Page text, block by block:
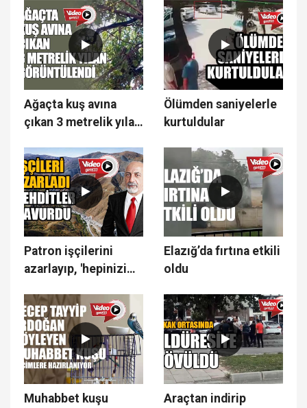
arasına daldı
Ağaçta kuş avına
çıkan 3 metrelik yılan
Ölümden saniyelerle
kurtuldular
Patron işçilerini
azarlayıp, 'hepinizi
koyarım' diye tehdit
etti.
Elazığ’da fırtına etkili
oldu
Muhabbet kuşu
Araçtan indirip